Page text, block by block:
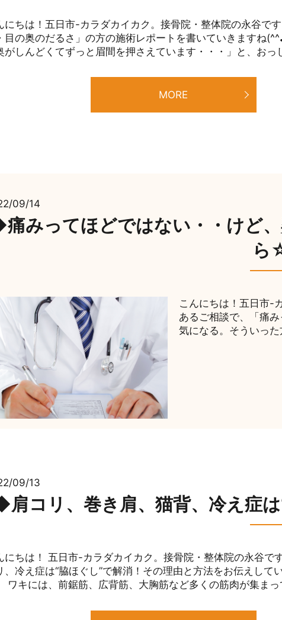
にちは！五日市-カラダカイカク。接骨院・整体院の永谷で
目の奥のだるさ」の方の施術レポートを書いていきますね
がしんどくてずっと眉間を押さえています・・・」と、お
MORE
09/14
みってほどではない・・けど
ら
こんにちは！五日市-
あるご相談で、「痛
気になる。そういっ
09/13
コリ、巻き肩、猫背、冷え症
にちは！ 五日市-カラダカイカク。接骨院・整体院の永谷で
、冷え症は“脇ほぐし”で解消！その理由と方法をお伝えして
ワキには、前鋸筋、広背筋、大胸筋など多くの筋肉が集ま